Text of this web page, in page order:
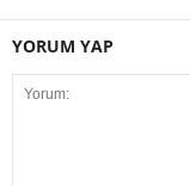
YORUM YAP